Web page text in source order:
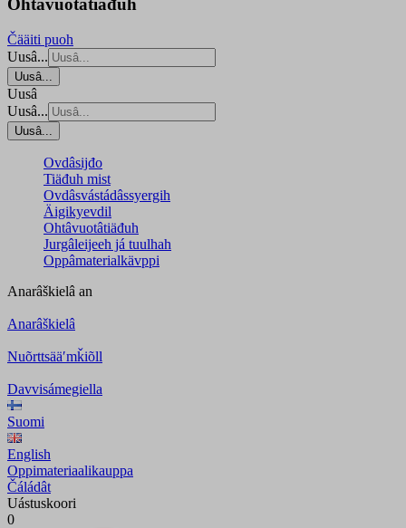
Ohtâvuotâtiäđuh
Čääiti puoh
Uusâ...
Uusâ...
Uusâ
Uusâ...
Uusâ...
Ovdâsijđo
Tiäđuh mist
Ovdâsvástádâssyergih
Äigikyevdil
Ohtâvuotâtiäđuh
Jurgâleijeeh já tuulhah
Oppâmaterialkävppi
Anarâškielâ an
Anarâškielâ
Nuõrttsääʹmǩiõll
Davvisámegiella
Suomi
English
Oppimateriaalikauppa
Čáládât
Uástuskoori
0